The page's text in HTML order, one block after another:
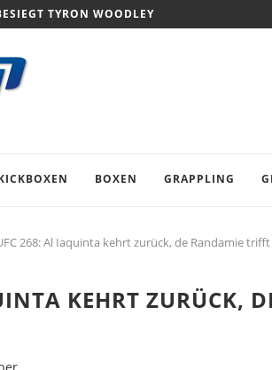
TYRON WOODLEY
BOXEN GRAPPLING
268: Al Iaquinta kehrt zurück, de Randamie
KEHRT ZURÜCK,